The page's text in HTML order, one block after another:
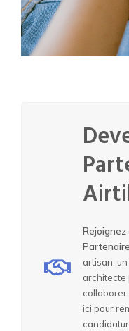
artisan,
architecte
collaborer
ici pour